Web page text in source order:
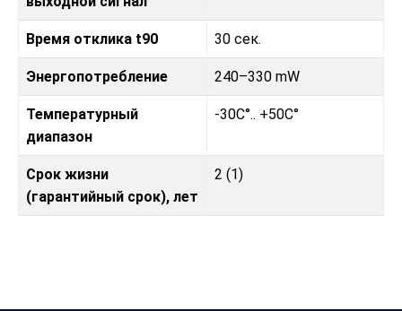
Время отклика t90 30 сек.
Энергопотребление 240–330 mW
Температурный
диапазон
-30C°.. +50C°
Срок жизни
(гарантийный срок), лет
2 (1)